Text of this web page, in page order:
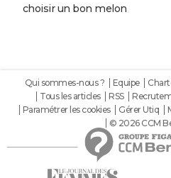
choisir un bon melon
Qui sommes-nous ? Equipe
Tous les articles
RSS
Paramétrer les cookies
Gérer Utiq
© 2026 CCM